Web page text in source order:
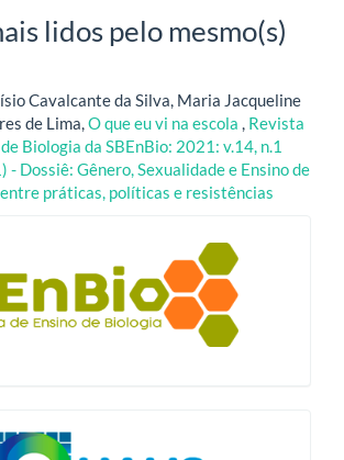
lidos pelo mesmo(s)
Cavalcante da Silva, Maria Jacqueline
de Lima,O que eu vi na escola , Revista
Biologia da SBEnBio: 2021: v.14, n.1
- Dossiê: Gênero, Sexualidade e Ensino de
práticas, políticas e resistências